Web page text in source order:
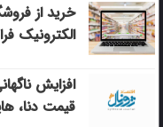
خرید از
الکترونیک
افزایش
قیمت دنا،